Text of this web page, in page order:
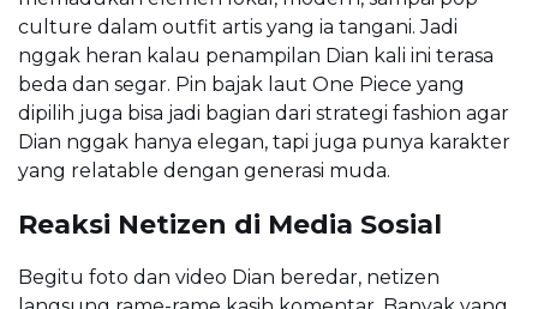
culture dalam outfit artis yang ia tangani. Jadi
nggak heran kalau penampilan Dian kali ini terasa
beda dan segar. Pin bajak laut One Piece yang
dipilih juga bisa jadi bagian dari strategi fashion agar
Dian nggak hanya elegan, tapi juga punya karakter
yang relatable dengan generasi muda.
Reaksi Netizen di Media Sosial
Begitu foto dan video Dian beredar, netizen